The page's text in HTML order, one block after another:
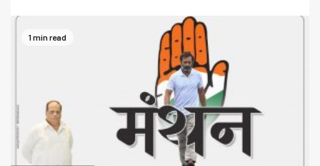
1 min read